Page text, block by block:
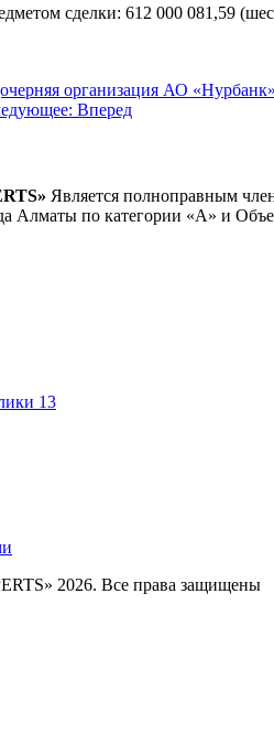
сделки: 612 000 081,59
организация АО
Вперед
Является полноправным
Алматы по категории «А» и
13
2026. Все права защищены